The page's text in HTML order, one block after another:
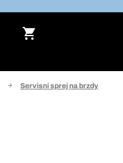
Servisní sprej na brzdy